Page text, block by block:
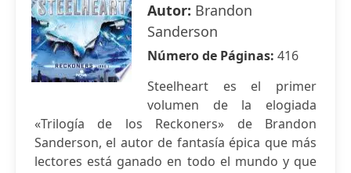
Autor: Brandon
Sanderson
Número de Páginas: 416
Steelheart es el primer
volumen de la elogiada
«Trilogía de los Reckoners» de Brandon
Sanderson, el autor de fantasía épica que más
lectores está ganado en todo el mundo y que